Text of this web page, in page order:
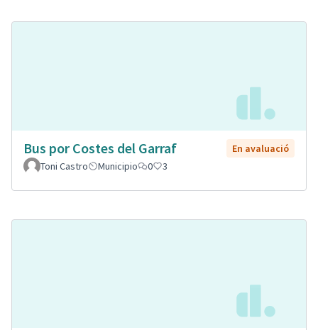
Bus por Costes del Garraf
En avaluació
Toni Castro
Municipio 0 3